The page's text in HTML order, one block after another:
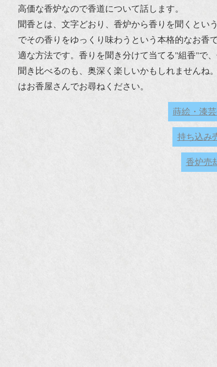
高価な香炉なので香道について話します。
聞香とは、文字どおり、香炉から香りを聞くとい
でその香りをゆっくり味わうという本格的なお香
適な方法です。香りを聞き分けて当てる"組香"で
聞き比べるのも、奥深く楽しいかもしれませんね
はお香屋さんでお尋ねください。
蒔絵・漆
持ち込み
香炉売